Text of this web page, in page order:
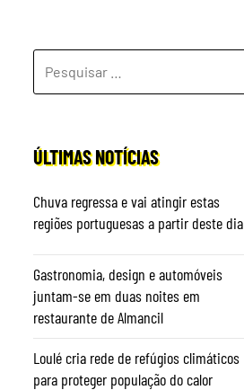
POR:
ÚLTIMAS NOTÍCIAS
Chuva regressa e vai atingir estas
regiões portuguesas a partir deste dia
Gastronomia, design e automóveis
juntam-se em duas noites em
restaurante de Almancil
Loulé cria rede de refúgios climáticos
para proteger população do calor